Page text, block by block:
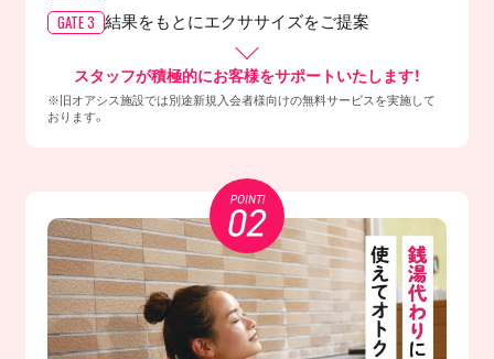
GATE 3 結果をもとにエクササイズをご提案
スタッフが積極的にお客様をサポートいたします！
※旧オアシス施設では別途新規入会者様向けの無料サービスを実施して
おります。